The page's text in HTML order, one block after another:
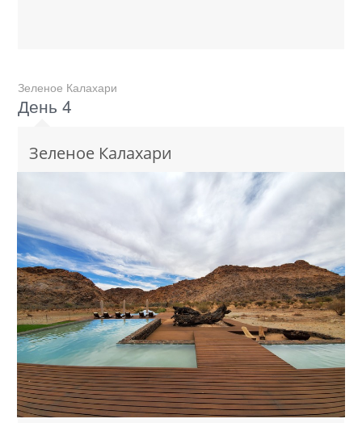
Зеленое Калахари
День 4
Зеленое Калахари